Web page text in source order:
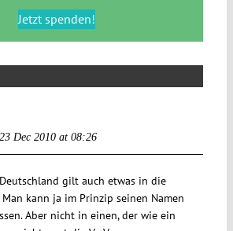
Jetzt spenden!
Dec 2010 at 08:26
gilt auch etwas in die
kann ja im Prinzip seinen Namen
Aber nicht in einen, der wie ein